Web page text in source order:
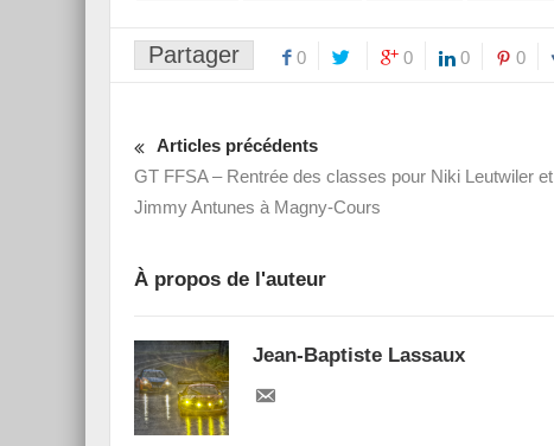
Partager 0 0 0 0
Articles précédents
GT FFSA – Rentrée des classes pour Niki Leutwiler et
Jimmy Antunes à Magny-Cours
À propos de l'auteur
Jean-Baptiste Lassaux